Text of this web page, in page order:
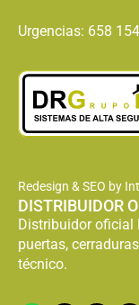
Urgencias: 658
Redesign & SEO by
DISTRIBUIDOR
Distribuidor oficial
puertas,
técnico.